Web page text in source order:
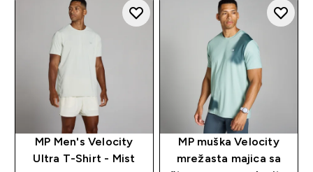
MP Men's Velocity
Ultra T-Shirt - Mist
MP muška Velocity
mrežasta majica sa